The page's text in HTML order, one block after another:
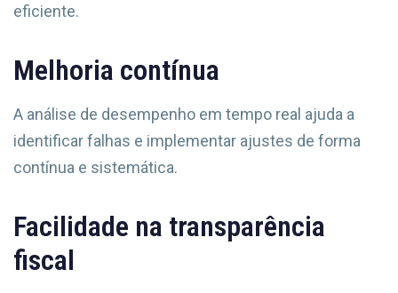
eficiente.
Melhoria contínua
A análise de desempenho em tempo real ajuda a
identificar falhas e implementar ajustes de forma
contínua e sistemática.
Facilidade na transparência
fiscal